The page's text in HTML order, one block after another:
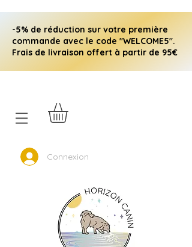
-5% de réduction sur votre première
commande avec le code "WELCOME5".
Frais de livraison offert à partir de 95€
Connexion